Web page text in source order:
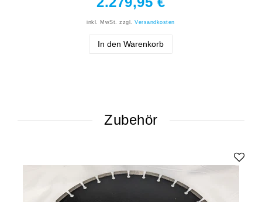
inkl. MwSt. zzgl.Versandkosten
In den Warenkorb
Zubehör